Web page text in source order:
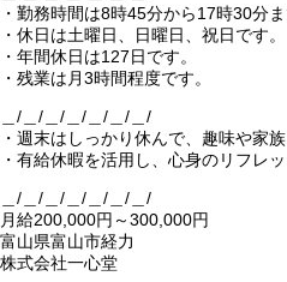
・勤務時間は8時45分から17時30分ま
・休日は土曜日、日曜日、祝日です。
・年間休日は127日です。
・残業は月3時間程度です。
＿/＿/＿/＿/＿/＿/＿/
・週末はしっかり休んで、趣味や家
・有給休暇を活用し、心身のリフレ
＿/＿/＿/＿/＿/＿/＿/
月給200,000円～300,000円
富山県富山市経力
株式会社一心堂